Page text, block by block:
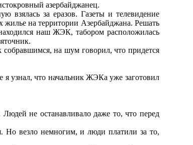
азербайджанец.
взялась за еразов. Газеты и телевидение
жилье на территории Азербайджана. Решать
наш ЖЭК, табором расположилась
на шум говорил, что придется
я узнал, что начальник ЖЭКа уже заготовил
Людей не останавливало даже то, что перед
Но везло немногим, и люди платили за то,